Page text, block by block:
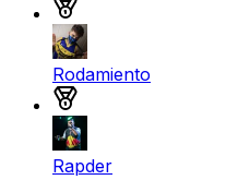
Rodamiento
Rapder